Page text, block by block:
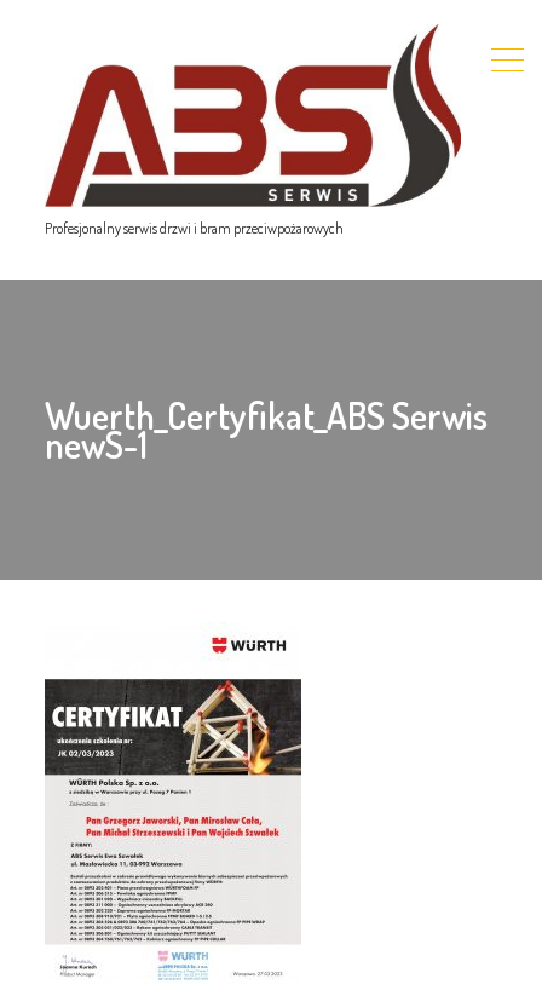
Profesjonalny serwis drzwi i bram przeciwpożarowych
Wuerth_Certyfikat_ABS Serwis
newS-1